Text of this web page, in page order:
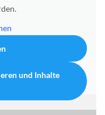
und Inhalte